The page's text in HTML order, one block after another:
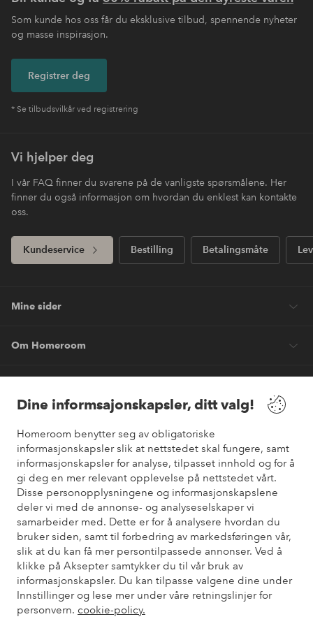
Dine informsajonskapsler, ditt valg!
Homeroom benytter seg av obligatoriske
informasjonskapsler slik at nettstedet skal fungere, samt
informasjonskapsler for analyse, tilpasset innhold og for å
gi deg en mer relevant opplevelse på nettstedet vårt.
Disse personopplysningene og informasjonskapslene
deler vi med de annonse- og analyseselskaper vi
samarbeider med. Dette er for å analysere hvordan du
bruker siden, samt til forbedring av markedsføringen vår,
slik at du kan få mer persontilpassede annonser. Ved å
klikke på Aksepter samtykker du til vår bruk av
informasjonskapsler. Du kan tilpasse valgene dine under
Innstillinger og lese mer under våre retningslinjer for
personvern. cookie-policy.
Som kunde hos oss får du eksklusive tilbud, spennende nyheter
og masse inspirasjon.
Registrer deg
* Se tilbudsvilkår ved registrering
Vi hjelper deg
I vår FAQ finner du svarene på de vanligste spørsmålene. Her
finner du også informasjon om hvordan du enklest kan kontakte
oss.
Kundeservice Bestilling Betalingsmåte
Mine sider
Om Homeroom
Venner
Sikre betalinger
Vil du vite mer om våre betalingsalternativer?
elpy